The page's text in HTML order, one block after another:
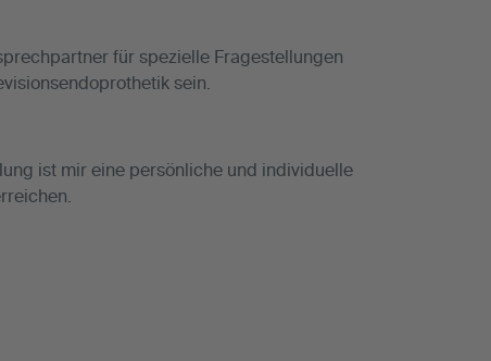
für spezielle Fragestellungen
sein.
ist mir eine persönliche und individuelle